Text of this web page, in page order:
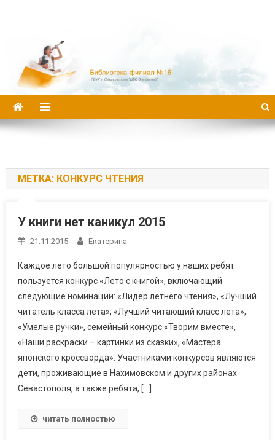
МЕТКА: КОНКУРС ЧТЕНИЯ
У книги нет каникул 2015
21.11.2015 Екатерина
Каждое лето большой популярностью у наших ребят
пользуется конкурс «Лето с книгой», включающий
следующие номинации: «Лидер летнего чтения», «Лучший
читатель класса лета», «Лучший читающий класс лета»,
«Умелые ручки», семейный конкурс «Творим вместе»,
«Наши раскраски – картинки из сказки», «Мастера
японского кроссворда». Участниками конкурсов являются
дети, проживающие в Нахимовском и других районах
Севастополя, а также ребята, […]
читать полностью